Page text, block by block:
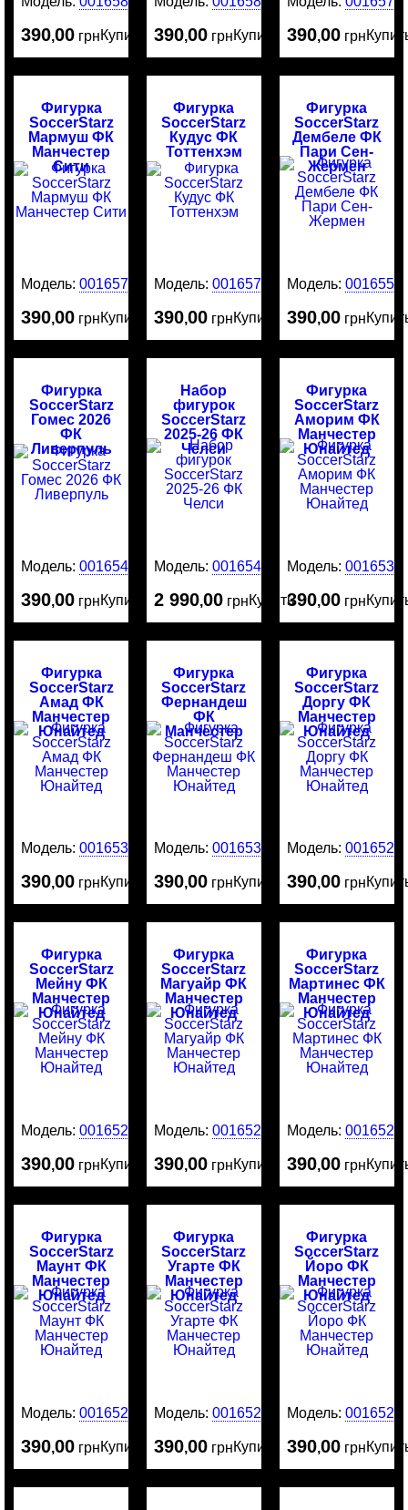
390,00 грнКупить 390,00 грнКупить 390,00 грн
Фигурка
SoccerStarz
Мармуш ФК
Манчестер
Сити
Модель:0016577
390,00 грнКупить
Фигурка
SoccerStarz
Кудус ФК
Тоттенхэм
Модель:0016576
390,00 грнКупить
Фигурка
SoccerStarz
Дембеле ФК
Пари Сен-
Жермен
Модель: 0016554
390,00 грн
Фигурка
SoccerStarz
Гомес 2026
ФК
Ливерпуль
Модель:0016545
390,00 грнКупить
Набор
фигурок
SoccerStarz
2025-26 ФК
Челси
Модель:0016544
2 990,00 грнКупить
Фигурка
SoccerStarz
Аморим ФК
Манчестер
Юнайтед
Модель: 0016534
390,00 грн
Фигурка
SoccerStarz
Амад ФК
Манчестер
Юнайтед
Модель:0016532
390,00 грнКупить
Фигурка
SoccerStarz
Фернандеш
ФК
Манчестер
Юнайтед
Модель:0016530
390,00 грнКупить
Фигурка
SoccerStarz
Доргу ФК
Манчестер
Юнайтед
Модель: 0016529
390,00 грн
Фигурка
SoccerStarz
Мейну ФК
Манчестер
Юнайтед
Модель:0016528
390,00 грнКупить
Фигурка
SoccerStarz
Магуайр ФК
Манчестер
Юнайтед
Модель:0016526
390,00 грнКупить
Фигурка
SoccerStarz
Мартинес ФК
Манчестер
Юнайтед
Модель: 0016525
390,00 грн
Фигурка
SoccerStarz
Маунт ФК
Манчестер
Юнайтед
Модель:0016524
390,00 грнКупить
Фигурка
SoccerStarz
Угарте ФК
Манчестер
Юнайтед
Модель:0016523
390,00 грнКупить
Фигурка
SoccerStarz
Йоро ФК
Манчестер
Юнайтед
Модель: 0016522
390,00 грн